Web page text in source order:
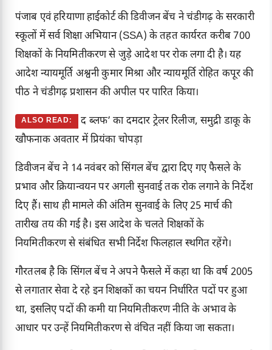
पंजाब एवं हरियाणा हाईकोर्ट की डिवीजन बेंच ने चंडीगढ़ के सरकारी
स्कूलों में सर्व शिक्षा अभियान (SSA) के तहत कार्यरत करीब 700
शिक्षकों के नियमितीकरण से जुड़े आदेश पर रोक लगा दी है। यह
आदेश न्यायमूर्ति अश्वनी कुमार मिश्रा और न्यायमूर्ति रोहित कपूर की
पीठ ने चंडीगढ़ प्रशासन की अपील पर पारित किया।
ALSO READ:
द ब्लफ’ का दमदार ट्रेलर रिलीज, समुद्री डाकू के
खौफनाक अवतार में प्रियंका चोपड़ा
डिवीजन बेंच ने 14 नवंबर को सिंगल बेंच द्वारा दिए गए फैसले के
प्रभाव और क्रियान्वयन पर अगली सुनवाई तक रोक लगाने के निर्देश
दिए हैं। साथ ही मामले की अंतिम सुनवाई के लिए 25 मार्च की
तारीख तय की गई है। इस आदेश के चलते शिक्षकों के
नियमितीकरण से संबंधित सभी निर्देश फिलहाल स्थगित रहेंगे।
गौरतलब है कि सिंगल बेंच ने अपने फैसले में कहा था कि वर्ष 2005
से लगातार सेवा दे रहे इन शिक्षकों का चयन निर्धारित पदों पर हुआ
था, इसलिए पदों की कमी या नियमितीकरण नीति के अभाव के
आधार पर उन्हें नियमितीकरण से वंचित नहीं किया जा सकता।